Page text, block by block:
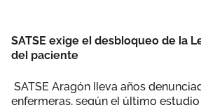
SATSE exige el desbloqueo de la
del paciente
SATSE Aragón lleva años
enfermeras, según el último